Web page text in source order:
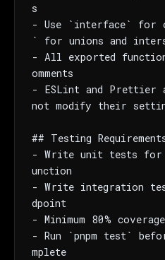
s
- Use `interface` for
` for unions and
- All exported
omments
- ESLint and Prettier
not modify their
## Testing
- Write unit tests
unction
- Write integration
dpoint
- Minimum 80%
- Run `pnpm test`
mplete